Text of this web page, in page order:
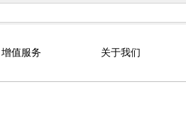
增值服务 关于我们